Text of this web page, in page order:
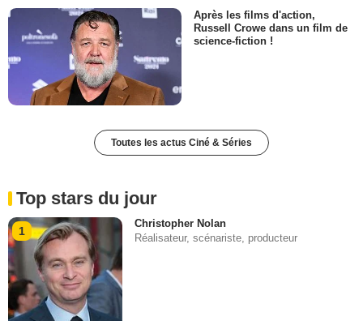
Après les films d'action,
Russell Crowe dans un film de
science-fiction !
Toutes les actus Ciné & Séries
Top stars du jour
1
Christopher Nolan
Réalisateur, scénariste, producteur